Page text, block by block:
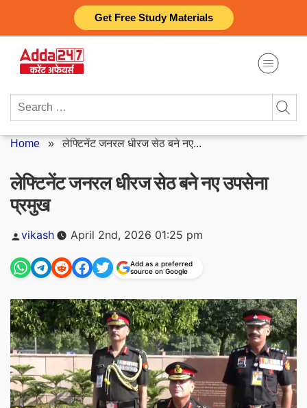
Get Free Study Materials
content
Search
Home »लेफ्टिनेंट जनरल धीरज सेठ बने नए...
लेफ्टिनेंट जनरल धीरज सेठ बने नए उपसेना
प्रमुख
Posted
vikash April 2nd, 2026 01:25 pm
Add as a preferred
source on Google